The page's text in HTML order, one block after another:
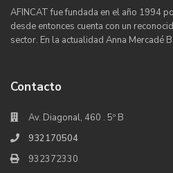
AFINCAT fue fundada en el año 1994
desde entonces cuenta con un
sector. En la actualidad Anna Mercadé
Contacto
Av. Diagonal, 460 . 5º B
932170504
932372330